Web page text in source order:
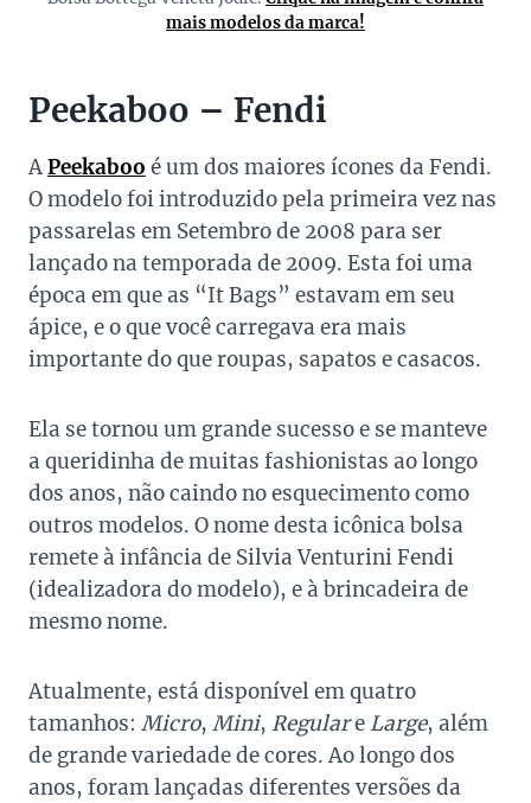
mais modelos da marca!
Peekaboo – Fendi
APeekaboo é um dos maiores ícones da Fendi.
O modelo foi introduzido pela primeira vez nas
passarelas em Setembro de 2008 para ser
lançado na temporada de 2009. Esta foi uma
época em que as “It Bags” estavam em seu
ápice, e o que você carregava era mais
importante do que roupas, sapatos e casacos.
Ela se tornou um grande sucesso e se manteve
a queridinha de muitas fashionistas ao longo
dos anos, não caindo no esquecimento como
outros modelos. O nome desta icônica bolsa
remete à infância de Silvia Venturini Fendi
(idealizadora do modelo), e à brincadeira de
mesmo nome.
Atualmente, está disponível em quatro
tamanhos: Micro, Mini, Regulare Large, além
de grande variedade de cores. Ao longo dos
anos, foram lançadas diferentes versões da